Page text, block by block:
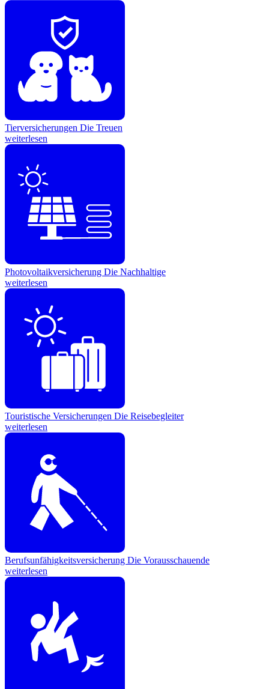
Tierversicherungen Die Treuen
weiterlesen
Photovoltaikversicherung Die Nachhaltige
weiterlesen
Touristische Versicherungen Die Reisebegleiter
weiterlesen
Berufsunfähigkeitsversicherung Die Vorausschauende
weiterlesen